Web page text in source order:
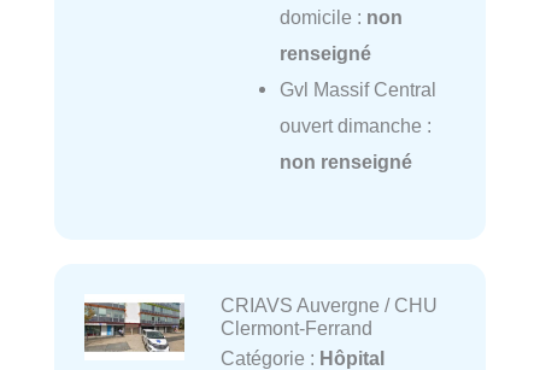
domicile : non
renseigné
Gvl Massif Central
ouvert dimanche :
non renseigné
CRIAVS Auvergne / CHU
Clermont-Ferrand
Catégorie : Hôpital